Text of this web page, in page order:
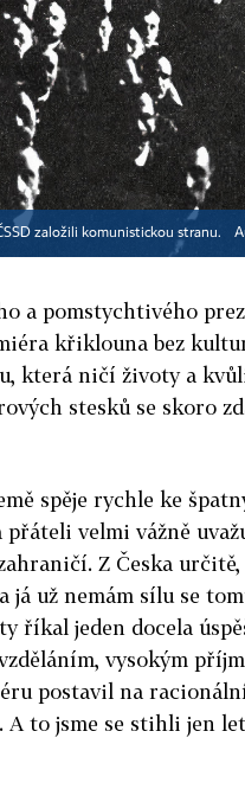
založili komunistickou stranu.
a pomstychtivého
křiklouna bez
která ničí životy a
stesků se skoro
spěje rychle ke
velmi vážně
Z Česka
já už nemám sílu se
říkal jeden docela
vysokým
postavil na
to jsme se stihli jen